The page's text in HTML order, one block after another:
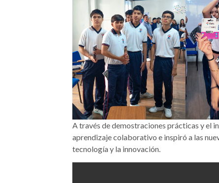
A través de demostraciones prácticas y el
aprendizaje colaborativo e inspiró a las
tecnología y la innovación.